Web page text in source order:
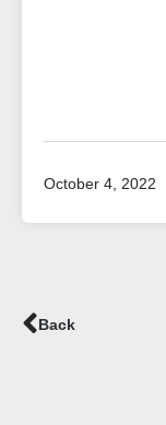
October 4, 2022
Prev
Back